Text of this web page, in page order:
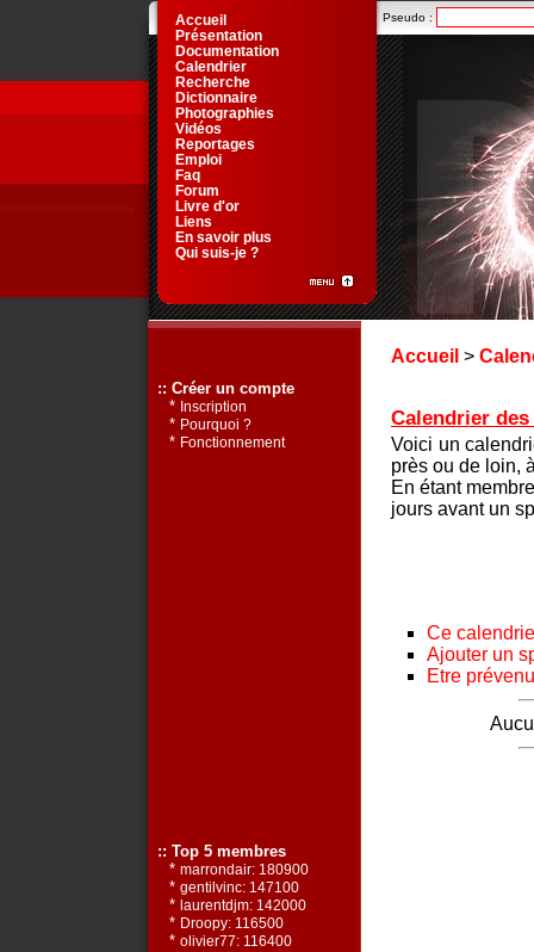
Accueil >
Calendrier
Voici un
près ou de loin,
En étant
jours avant un
Ce
Ajouter un
Etre
Pseudo :
Accueil
Présentation
Documentation
Calendrier
Recherche
Dictionnaire
Photographies
Vidéos
Reportages
Emploi
Faq
Forum
Livre d'or
Liens
En savoir plus
Qui suis-je ?
:: Créer un compte
* Inscription
* Pourquoi ?
* Fonctionnement
:: Top 5 membres
* marrondair: 180900
* gentilvinc: 147100
* laurentdjm: 142000
* Droopy: 116500
* olivier77: 116400